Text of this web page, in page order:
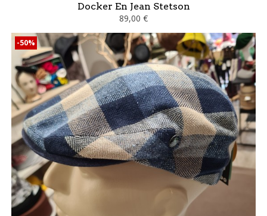
Docker En Jean Stetson
89,00 €
-50%